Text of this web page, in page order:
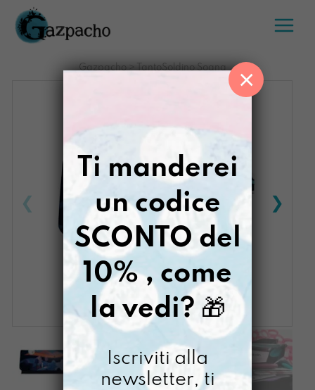
Salta
contenuto
Gazpacho> TantoSoldino Sogna
Ti manderei
un codice
SCONTO del
10% , come
la vedi? 🎁
Iscriviti alla
newsletter, ti
×